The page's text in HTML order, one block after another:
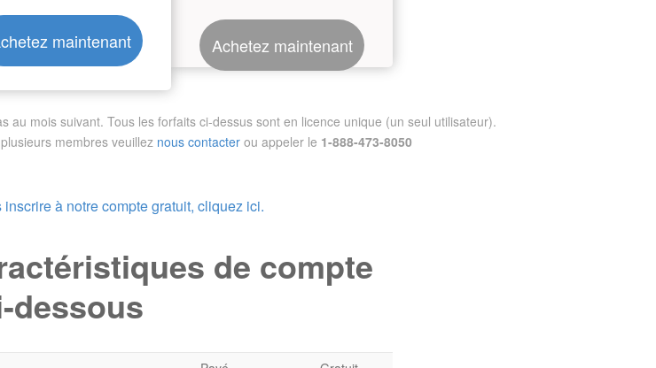
maintenant Achetez maintenant
mois suivant. Tous les forfaits ci-dessus sont en licence unique (un seul utilisateur).
membresveuillez nous contacterou appeler le 1-888-473-8050
à notre compte gratuit, cliquez ici.
de compte
dessous